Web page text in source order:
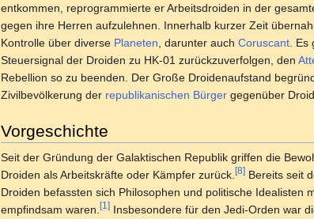
entkommen, reprogrammierte er Arbeitsdroiden in der
gegen ihre Herren aufzulehnen. Innerhalb kurzer Zeit
Kontrolle über diverse Planeten , darunter auch Coruscant .
Steuersignal der Droiden zu HK-01 zurückzuverfolgen, den
Rebellion so zu beenden. Der Große Droidenaufstand
Zivilbevölkerung der republikanischen Bürger gegenüber
Vorgeschichte
Seit der Gründung der Galaktischen Republik griffen die
Droiden als Arbeitskräfte oder Kämpfer zurück. [8] Bereits seit
Droiden befassten sich Philosophen und politische Idealisten
empfindsam waren. [1] Insbesondere für den Jedi-Orden war